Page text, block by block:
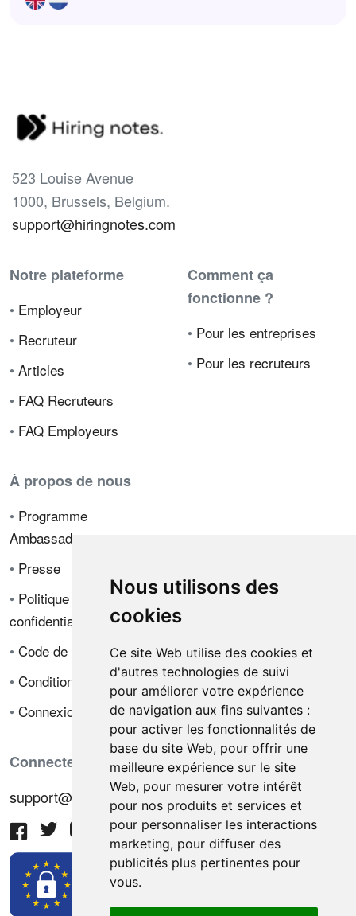
Nous utilisons des
cookies
Ce site Web utilise des cookies et
d'autres technologies de suivi
pour améliorer votre expérience
de navigation aux fins suivantes :
pour activer les fonctionnalités de
base du site Web, pour offrir une
meilleure expérience sur le site
Web, pour mesurer votre intérêt
pour nos produits et services et
pour personnaliser les interactions
marketing, pour diffuser des
publicités plus pertinentes pour
vous.
523 Louise Avenue
1000, Brussels, Belgium.
support@hiringnotes.com
Notre plateforme
• Employeur
• Recruteur
• Articles
• FAQ Recruteurs
• FAQ Employeurs
Comment ça
fonctionne ?
• Pour les entreprises
• Pour les recruteurs
À propos de nous
• Programme
Ambassadeur
• Presse
• Politique de
confidentialité
• Code de déontologie
• Conditions de vente
• Connexion
Connectez-vous avec nous
support@hiringnotes.com